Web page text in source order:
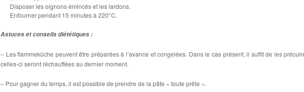
Disposer les oignons émincés et les lardons.
Enfourner pendant 15 minutes à 220°C.
Astuces et conseils diététiques :
– Les flammeküche peuvent être préparées à l’avance et congelées. Dans le cas présent, il suffit de les
celles-ci seront réchauffées au dernier moment.
– Pour gagner du temps, il est possible de prendre de la pâte « toute prête ».